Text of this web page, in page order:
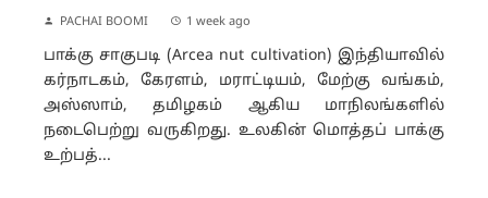
PACHAI BOOMI 1 week ago
பாக்கு சாகுபடி (Arcea nut cultivation) இந்தியாவில்
கர்நாடகம், கேரளம், மராட்டியம், மேற்கு வங்கம்,
அஸ்ஸாம், தமிழகம் ஆகிய மாநிலங்களில்
நடைபெற்று வருகிறது. உலகின் மொத்தப் பாக்கு
உற்பத்...